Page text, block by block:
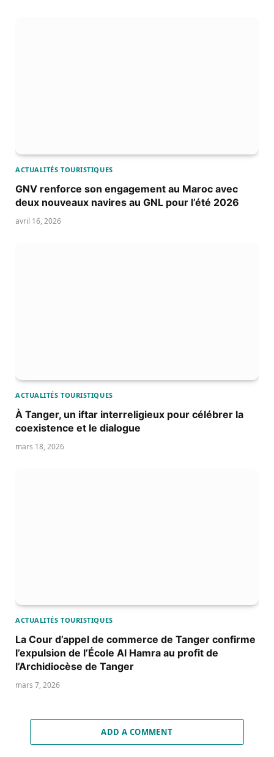
ACTUALITÉS TOURISTIQUES
GNV renforce son engagement au Maroc avec
deux nouveaux navires au GNL pour l’été 2026
avril 16, 2026
ACTUALITÉS TOURISTIQUES
À Tanger, un iftar interreligieux pour célébrer la
coexistence et le dialogue
mars 18, 2026
ACTUALITÉS TOURISTIQUES
La Cour d’appel de commerce de Tanger confirme
l’expulsion de l’École Al Hamra au profit de
l’Archidiocèse de Tanger
mars 7, 2026
ADD A COMMENT